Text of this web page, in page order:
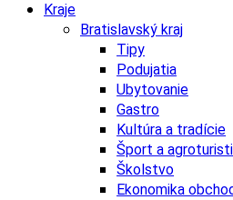
Kraje
Bratislavský kraj
Tipy
Podujatia
Ubytovanie
Gastro
Kultúra a tradície
Šport a
Školstvo
Ekonomika